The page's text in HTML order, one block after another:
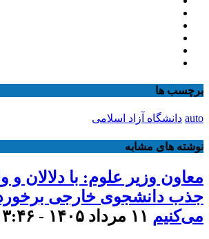
برچسب ها
auto دانشگاه آزاد اسلامی
نوشته های مشابه
معاون وزیر علوم: با دلالان
جذب دانشجوی خارجی
می‌کنیم ۱۱ مرداد ۱۴۰۵ - ۱۳:۴۶